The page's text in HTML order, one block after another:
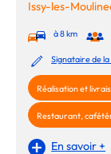
Issy-les-
à 8 km
Signataire de
Réalisation et
Restaurant,
En savoir +